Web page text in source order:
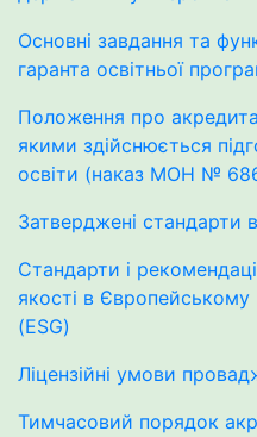
Основні завдання та
гаранта освітньої
Положення про
якими здійснюється
освіти (наказ МОН №
Затверджені стандарти
Стандарти і
якості в Європейському
(ESG)
Ліцензійні умови
Тимчасовий порядок